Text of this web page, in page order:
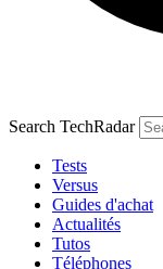
Search TechRadar
Tests
Versus
Guides d'achat
Actualités
Tutos
Téléphones